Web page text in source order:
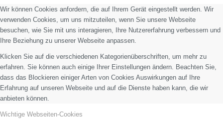
Wir können Cookies anfordern, die auf Ihrem Gerät eingestellt werden. Wir
verwenden Cookies, um uns mitzuteilen, wenn Sie unsere Webseite
besuchen, wie Sie mit uns interagieren, Ihre Nutzererfahrung verbessern und
Ihre Beziehung zu unserer Webseite anpassen.
Klicken Sie auf die verschiedenen Kategorienüberschriften, um mehr zu
erfahren. Sie können auch einige Ihrer Einstellungen ändern. Beachten Sie,
dass das Blockieren einiger Arten von Cookies Auswirkungen auf Ihre
Erfahrung auf unseren Webseite und auf die Dienste haben kann, die wir
anbieten können.
Wichtige Webseiten-Cookies